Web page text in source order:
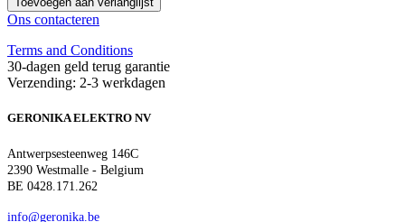
Ons contacteren
Terms and Conditions
30-dagen geld terug garantie
Verzending: 2-3 werkdagen
GERONIKA ELEKTRO NV
Antwerpsesteenweg 146C
2390 Westmalle - Belgium
BE 0428.171.262
info@geronika.be